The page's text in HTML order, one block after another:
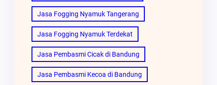
Jasa Fogging Nyamuk Tangerang
Jasa Fogging Nyamuk Terdekat
Jasa Pembasmi Cicak di Bandung
Jasa Pembasmi Kecoa di Bandung